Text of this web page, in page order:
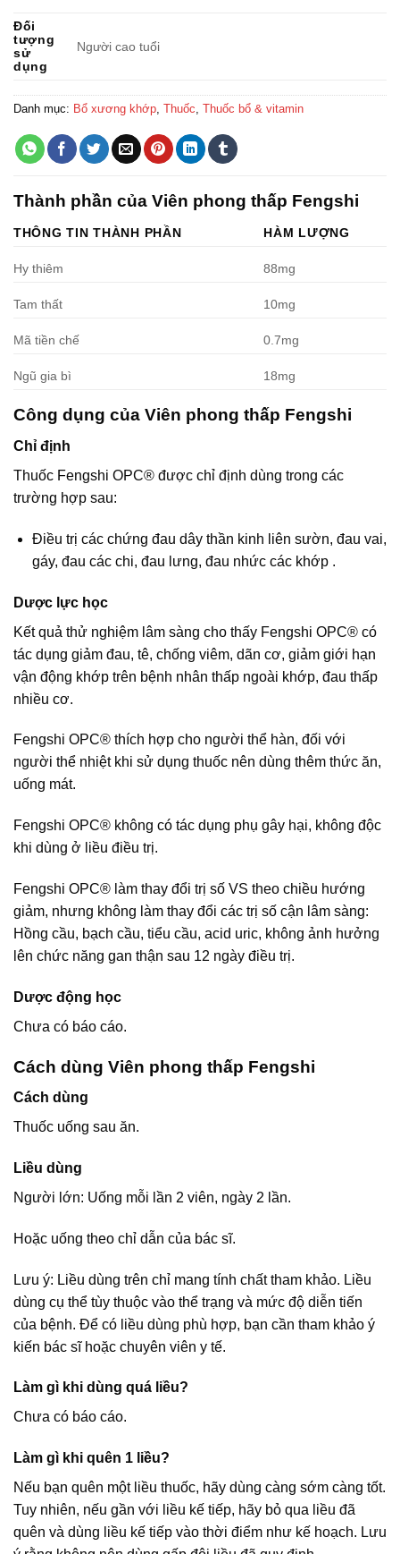
Đối
tượng
sử
dụng
Người cao tuổi
Danh mục: Bổ xương khớp Thuốc Thuốc bổ & vitamin
Thành phần của Viên phong thấp Fengshi
THÔNG TIN THÀNH PHẦN HÀM LƯỢNG
Hy thiêm 88mg
Tam thất 10mg
Mã tiền chế 0.7mg
Ngũ gia bì 18mg
Công dụng của Viên phong thấp Fengshi
Chỉ định
Thuốc Fengshi OPC® được chỉ định dùng trong các
trường hợp sau:
Điều trị các chứng đau dây thần kinh liên sườn, đau vai,
gáy, đau các chi, đau lưng, đau nhức các khớp .
Dược lực học
Kết quả thử nghiệm lâm sàng cho thấy Fengshi OPC® có
tác dụng giảm đau, tê, chống viêm, dãn cơ, giảm giới hạn
vận động khớp trên bệnh nhân thấp ngoài khớp, đau thấp
nhiều cơ.
Fengshi OPC® thích hợp cho người thể hàn, đối với
người thể nhiệt khi sử dụng thuốc nên dùng thêm thức ăn,
uống mát.
Fengshi OPC® không có tác dụng phụ gây hại, không độc
khi dùng ở liều điều trị.
Fengshi OPC® làm thay đổi trị số VS theo chiều hướng
giảm, nhưng không làm thay đổi các trị số cận lâm sàng:
Hồng cầu, bạch cầu, tiểu cầu, acid uric, không ảnh hưởng
lên chức năng gan thận sau 12 ngày điều trị.
Dược động học
Chưa có báo cáo.
Cách dùng Viên phong thấp Fengshi
Cách dùng
Thuốc uống sau ăn.
Liều dùng
Người lớn: Uống mỗi lần 2 viên, ngày 2 lần.
Hoặc uống theo chỉ dẫn của bác sĩ.
Lưu ý: Liều dùng trên chỉ mang tính chất tham khảo. Liều
dùng cụ thể tùy thuộc vào thể trạng và mức độ diễn tiến
của bệnh. Để có liều dùng phù hợp, bạn cần tham khảo ý
kiến bác sĩ hoặc chuyên viên y tế.
Làm gì khi dùng quá liều?
Chưa có báo cáo.
Làm gì khi quên 1 liều?
Nếu bạn quên một liều thuốc, hãy dùng càng sớm càng tốt.
Tuy nhiên, nếu gần với liều kế tiếp, hãy bỏ qua liều đã
quên và dùng liều kế tiếp vào thời điểm như kế hoạch. Lưu